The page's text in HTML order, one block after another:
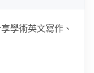
學術英文寫作、